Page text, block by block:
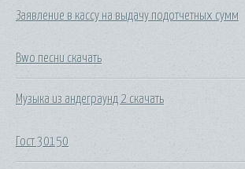
Заявление в кассу на выдачу подотчетных сумм
Bwo песни скачать
Музыка из андеграунд 2 скачать
Гост 30150